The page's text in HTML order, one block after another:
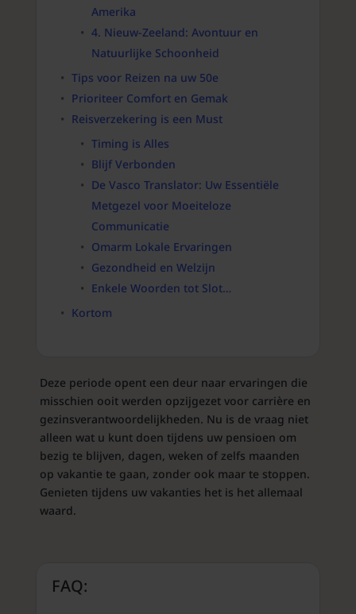
Amerika
4. Nieuw-Zeeland: Avontuur en
Natuurlijke Schoonheid
Tips voor Reizen na uw 50e
Prioriteer Comfort en Gemak
Reisverzekering is een Must
Timing is Alles
Blijf Verbonden
De Vasco Translator: Uw Essentiële
Metgezel voor Moeiteloze
Communicatie
Omarm Lokale Ervaringen
Gezondheid en Welzijn
Enkele Woorden tot Slot…
Kortom
Deze periode opent een deur naar ervaringen die
misschien ooit werden opzijgezet voor carrière en
gezinsverantwoordelijkheden. Nu is de vraag niet
alleen wat u kunt doen tijdens uw pensioen om
bezig te blijven, dagen, weken of zelfs maanden
op vakantie te gaan, zonder ook maar te stoppen.
Genieten tijdens uw vakanties het is het allemaal
waard.
FAQ: